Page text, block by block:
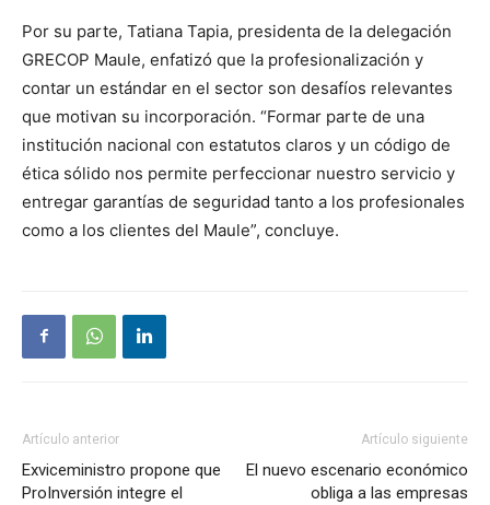
Por su parte, Tatiana Tapia, presidenta de la delegación
GRECOP Maule, enfatizó que la profesionalización y
contar un estándar en el sector son desafíos relevantes
que motivan su incorporación. “Formar parte de una
institución nacional con estatutos claros y un código de
ética sólido nos permite perfeccionar nuestro servicio y
entregar garantías de seguridad tanto a los profesionales
como a los clientes del Maule”, concluye.
Artículo anterior
Exviceministro propone que
ProInversión integre el
Artículo siguiente
El nuevo escenario económico
obliga a las empresas